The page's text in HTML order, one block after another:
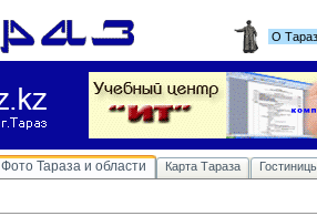
О
Фото Тараза и области Карта Тараза